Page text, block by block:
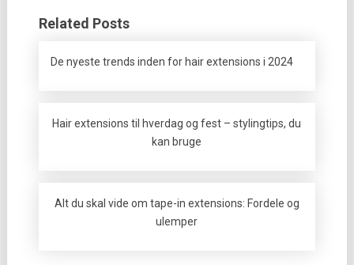
Related Posts
De nyeste trends inden for hair extensions i 2024
Hair extensions til hverdag og fest – stylingtips, du
kan bruge
Alt du skal vide om tape-in extensions: Fordele og
ulemper